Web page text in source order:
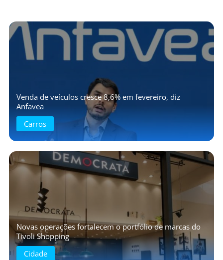
Venda de veículos cresce 8,6% em fevereiro, diz
Anfavea
Carros
Novas operações fortalecem o portfólio de marcas do
Tivoli Shopping
Cidade